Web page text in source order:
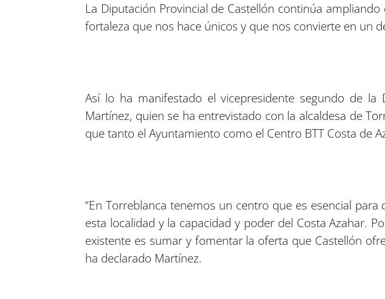
La Diputación Provincial de Castellón continúa
fortaleza que nos hace únicos y que nos convierte en un
Así lo ha manifestado el vicepresidente segundo de
Martínez, quien se ha entrevistado con la alcaldesa de
que tanto el Ayuntamiento como el Centro BTT Costa de
“En Torreblanca tenemos un centro que es esencial
esta localidad y la capacidad y poder del Costa Azahar.
existente es sumar y fomentar la oferta que Castellón
ha declarado Martínez.